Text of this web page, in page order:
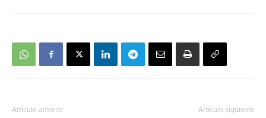
Artículo anterior Artículo siguiente